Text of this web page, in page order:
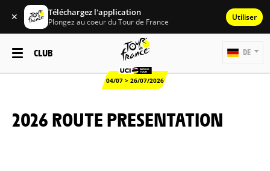
✕ Téléchargez l'application
Plongez au coeur du Tour de France Utiliser
CLUB
04/07 > 26/07/2026
DE
2026 ROUTE PRESENTATION